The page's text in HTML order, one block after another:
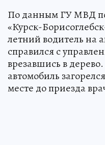
По данным ГУ МВД по
«Курск-
летний водитель на
справился с
врезавшись в
автомобиль
месте до приезда